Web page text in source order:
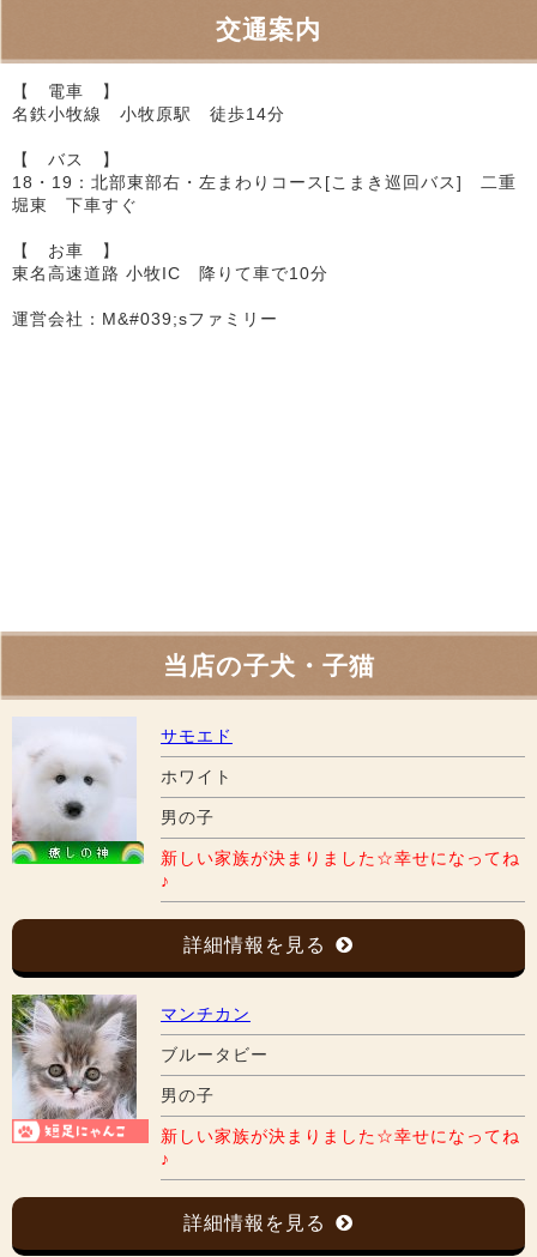
交通案内
【 電車 】
名鉄小牧線 小牧原駅 徒歩14分
【 バス 】
18・19：北部東部右・左まわりコース[こまき巡回バス] 二重
堀東 下車すぐ
【 お車 】
東名高速道路 小牧IC 降りて車で10分
運営会社：M&#039;sファミリー
当店の子犬・子猫
サモエド
ホワイト
男の子
新しい家族が決まりました☆幸せになってね
♪
詳細情報を見る
マンチカン
ブルータビー
男の子
新しい家族が決まりました☆幸せになってね
♪
詳細情報を見る